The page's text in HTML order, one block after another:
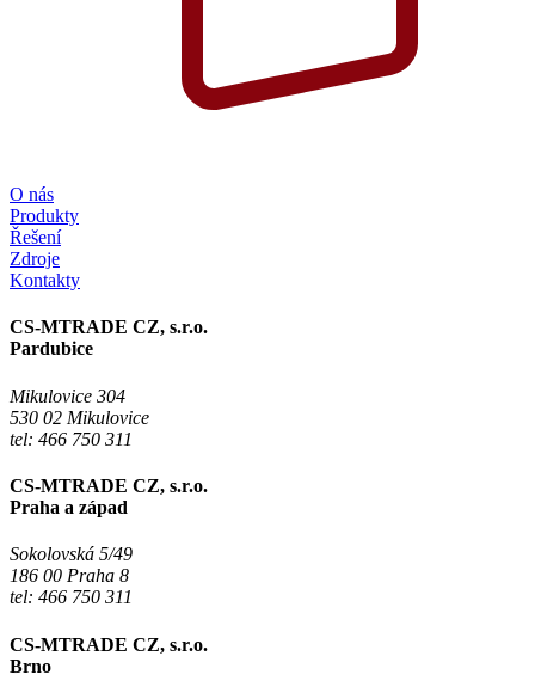
O nás
Produkty
Řešení
Zdroje
Kontakty
CS-MTRADE CZ, s.r.o.
Pardubice
Mikulovice 304
530 02 Mikulovice
tel: 466 750 311
CS-MTRADE CZ, s.r.o.
Praha a západ
Sokolovská 5/49
186 00 Praha 8
tel: 466 750 311
CS-MTRADE CZ, s.r.o.
Brno